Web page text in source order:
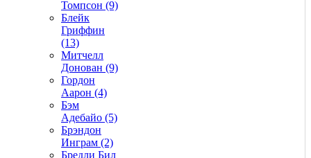
Томпсон (9)
Блейк
Гриффин
(13)
Митчелл
Донован (9)
Гордон
Аарон (4)
Бэм
Адебайо (5)
Брэндон
Инграм (2)
Бредли Бил